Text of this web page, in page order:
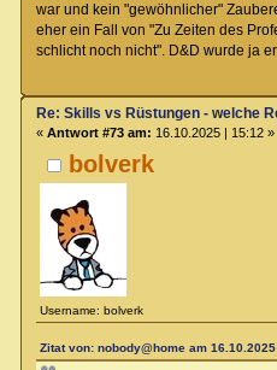
war und kein "gewöhnlicher"
eher ein Fall von "Zu Zeiten des
schlicht noch nicht". D&D wurde ja
bolverk
Username: bolverk
Re: Skills vs Rüstungen - welche
« Antwort #73 am: 16.10.2025 | 15:12 »
Zitat von: nobody@home am